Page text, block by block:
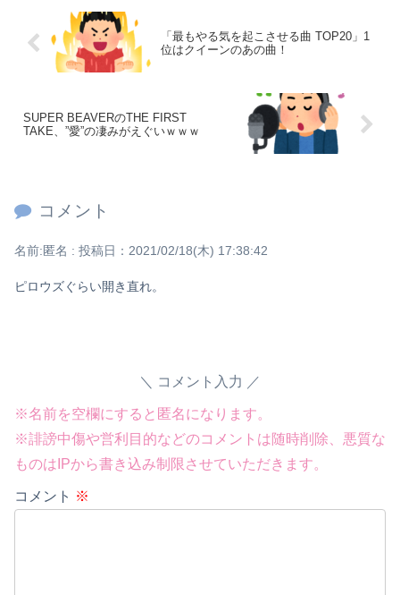
「最もやる気を起こさせる曲 TOP20」1
位はクイーンのあの曲！
SUPER BEAVERのTHE FIRST
TAKE、”愛”の凄みがえぐいｗｗｗ
コメント
名前:匿名 : 投稿日：2021/02/18(木) 17:38:42
ピロウズぐらい開き直れ。
コメント入力
※名前を空欄にすると匿名になります。
※誹謗中傷や営利目的などのコメントは随時削除、悪質な
ものはIPから書き込み制限させていただきます。
コメント ※